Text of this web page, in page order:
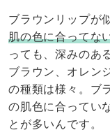
ブラウンリップが
肌の色に合ってな
っても、深みのあ
ブラウン、オレン
の種類は様々。ブ
の肌色に合ってい
とが多いんです。